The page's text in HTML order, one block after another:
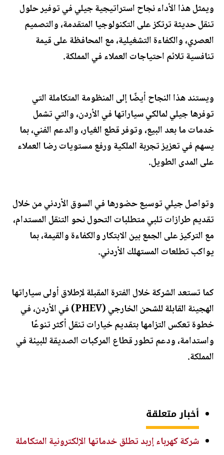
ويمثل هذا الأداء نجاح استراتيجية جيلي في توفير حلول
تنقل حديثة ترتكز على التكنولوجيا المتقدمة، والتصميم
العصري، والكفاءة التشغيلية، مع المحافظة على قيمة
تنافسية تلائم احتياجات العملاء في المملكة.
ويستند هذا النجاح أيضًا إلى المنظومة المتكاملة التي
توفرها جيلي لمالكي سياراتها في الأردن، والتي تشمل
خدمات ما بعد البيع، وتوفر قطع الغيار، والدعم الفني، بما
يسهم في تعزيز تجربة الملكية ورفع مستويات رضا العملاء
على المدى الطويل.
وتواصل جيلي توسيع حضورها في السوق الأردني من خلال
تقديم طرازات تلبي متطلبات التحول نحو التنقل المستدام،
مع التركيز على الجمع بين الابتكار والكفاءة والقيمة، بما
يواكب تطلعات المستهلك الأردني.
كما تستعد الشركة خلال الفترة المقبلة لإطلاق أولى سياراتها
الهجينة القابلة للشحن الخارجي (PHEV) في الأردن، في
خطوة تعكس التزامها بتقديم خيارات تنقل أكثر تنوعًا
واستدامة، ودعم تطور قطاع المركبات الصديقة للبيئة في
المملكة.
أخبار متعلقة
شركة كهرباء إربد تطلق خدماتها الإلكترونية المتكاملة